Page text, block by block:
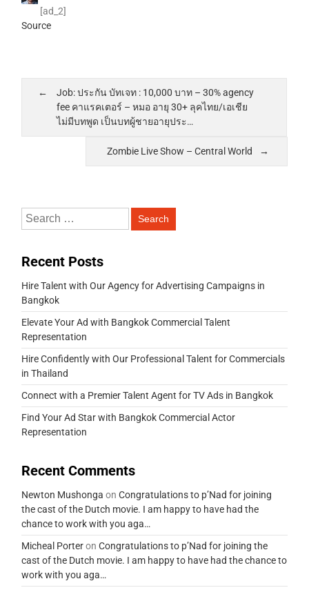
[ad_2]
Source
Job: ประกัน บัทเจท : 10,000 บาท – 30% agency
fee คาแรคเตอร์ – หมอ อายุ 30+ ลุคไทย/เอเชีย
ไม่มีบทพูด เป็นบทผู้ชายอายุประ…
Zombie Live Show – Central World
Recent Posts
Hire Talent with Our Agency for Advertising Campaigns in
Bangkok
Elevate Your Ad with Bangkok Commercial Talent
Representation
Hire Confidently with Our Professional Talent for Commercials
in Thailand
Connect with a Premier Talent Agent for TV Ads in Bangkok
Find Your Ad Star with Bangkok Commercial Actor
Representation
Recent Comments
Newton Mushonga onCongratulations to p’Nad for joining
the cast of the Dutch movie. I am happy to have had the
chance to work with you aga…
Micheal PorteronCongratulations to p’Nad for joining the
cast of the Dutch movie. I am happy to have had the chance to
work with you aga…